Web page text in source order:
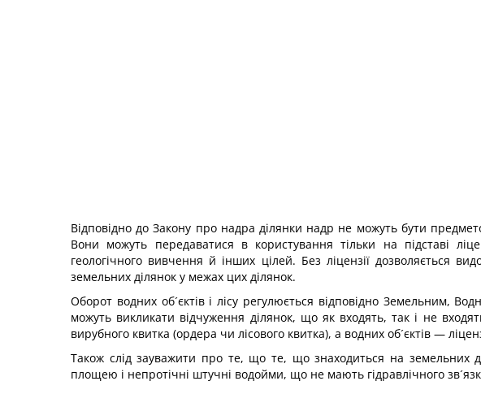
Відповідно до Закону про надра ділянки надр не можуть бути
Вони можуть передаватися в користування тільки на підставі
геологічного вивчення й інших цілей. Без ліцензії дозволяється
земельних ділянок у межах цих ділянок.
Оборот водних об´єктів і лісу регулюється відповідно Земельним,
можуть викликати відчуження ділянок, що як входять, так і не
вирубного квитка (ордера чи лісового квитка), а водних об´єктів —
Також слід зауважити про те, що те, що знаходиться на земельних
площею і непротічні штучні водойми, що не мають гідравлічного